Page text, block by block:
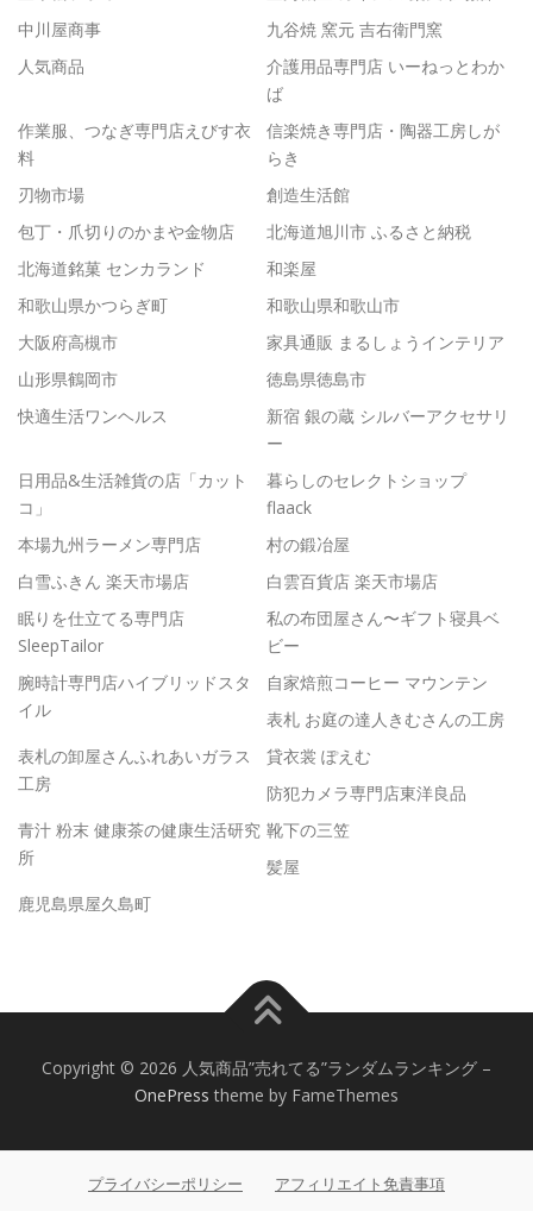
中川屋商事
九谷焼 窯元 吉右衛門窯
人気商品
介護用品専門店 いーねっとわか
ば
作業服、つなぎ専門店えびす衣
料
信楽焼き専門店・陶器工房しが
らき
刃物市場
創造生活館
包丁・爪切りのかまや金物店
北海道旭川市 ふるさと納税
北海道銘菓 センカランド
和楽屋
和歌山県かつらぎ町
和歌山県和歌山市
大阪府高槻市
家具通販 まるしょうインテリア
山形県鶴岡市
徳島県徳島市
快適生活ワンヘルス
新宿 銀の蔵 シルバーアクセサリ
ー
日用品&生活雑貨の店「カット
コ」
暮らしのセレクトショップ
flaack
本場九州ラーメン専門店
村の鍛冶屋
白雪ふきん 楽天市場店
白雲百貨店 楽天市場店
眠りを仕立てる専門店
SleepTailor
私の布団屋さん〜ギフト寝具ベ
ビー
腕時計専門店ハイブリッドスタ
イル
自家焙煎コーヒー マウンテン
表札 お庭の達人きむさんの工房
表札の卸屋さんふれあいガラス
工房
貸衣裳 ぽえむ
防犯カメラ専門店東洋良品
青汁 粉末 健康茶の健康生活研究
所
靴下の三笠
髪屋
鹿児島県屋久島町
Copyright © 2026 人気商品”売れてる”ランダムランキング –
OnePress theme by FameThemes
プライバシーポリシー アフィリエイト免責事項